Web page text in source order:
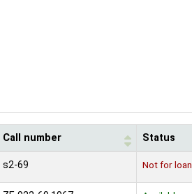
Call number Status
s2-69 Not for loan